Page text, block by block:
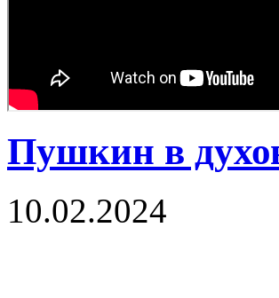
Пушкин в
10.02.2024